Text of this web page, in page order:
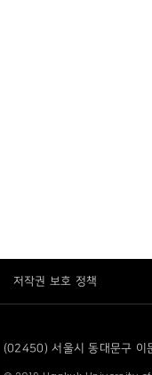
저작권 보호 정책
(02450) 서울시 동대문구